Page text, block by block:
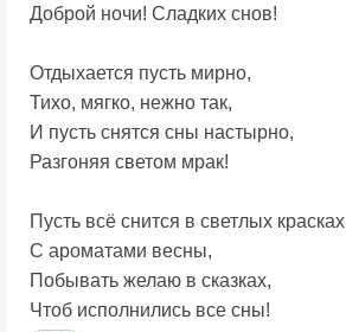
Доброй ночи! Сладких снов!
Отдыхается пусть мирно,
Тихо, мягко, нежно так,
И пусть снятся сны настырно,
Разгоняя светом мрак!
Пусть всё снится в светлых красках
С ароматами весны,
Побывать желаю в сказках,
Чтоб исполнились все сны!